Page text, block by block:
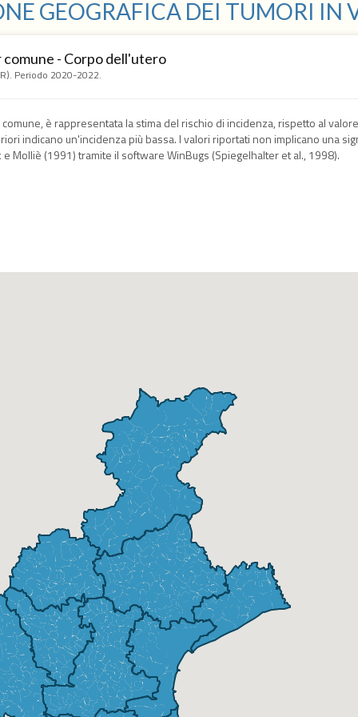
GEOGRAFICA DEI TUMORI IN
- Corpo dell'utero
Periodo 2020-2022.
è rappresentata la stima del rischio di incidenza, rispetto al
indicano un'incidenza più bassa. I valori riportati non implicano una
Molliè (1991) tramite il software WinBugs (Spiegelhalter et al., 1998).